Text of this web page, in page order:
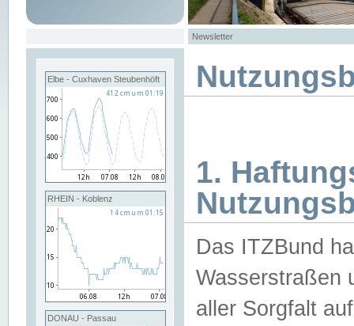
Newsletter
Elbe - Cuxhaven Steubenhöft
RHEIN - Koblenz
DONAU - Passau
1.
Das ITZBund
Wasserstraßen
aller Sorgfalt